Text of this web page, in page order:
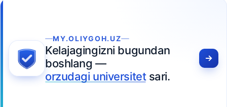
MY.OLIYGOH.UZ
Kelajagingizni bugundan
boshlang —
orzudagi universitetsari.